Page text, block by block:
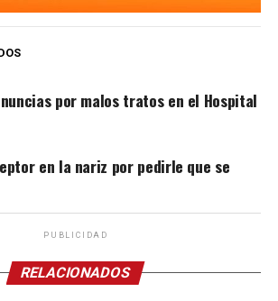
por malos tratos en el Hospital
en la nariz por pedirle que se
PUBLICIDAD
RELACIONADOS